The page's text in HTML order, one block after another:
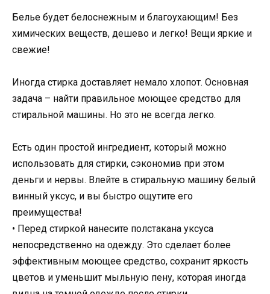
Белье будет белоснежным и благоухающим! Без
химических веществ, дешево и легко! Вещи яркие и
свежие!
Иногда стирка доставляет немало хлопот. Основная
задача – найти правильное моющее средство для
стиральной машины. Но это не всегда легко.
Есть один простой ингредиент, который можно
использовать для стирки, сэкономив при этом
деньги и нервы. Влейте в стиральную машину белый
винный уксус, и вы быстро ощутите его
преимущества!
• Перед стиркой нанесите полстакана уксуса
непосредственно на одежду. Это сделает более
эффективным моющее средство, сохранит яркость
цветов и уменьшит мыльную пену, которая иногда